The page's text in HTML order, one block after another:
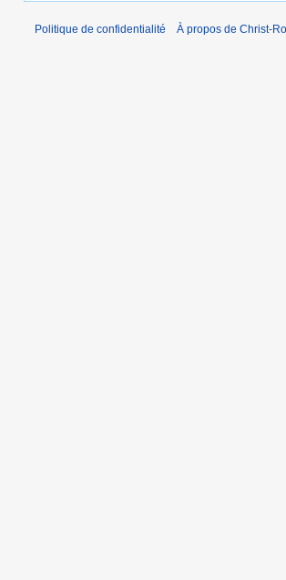
Politique de confidentialité À propos de Christ-